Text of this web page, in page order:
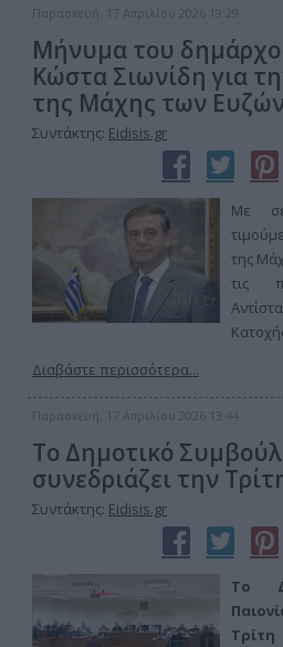
Παρασκευή, 17 Απριλίου 2026 19:29
Μήνυμα του
Κώστα Σιωνίδη για
της Μάχης των
Συντάκτης: Eidisis.gr
Με
της
τις
Διαβάστε περισσότερα...
Παρασκευή, 17 Απριλίου 2026 13:44
Το Δημοτικό
συνεδριάζει την
Συντάκτης: Eidisis.gr
Το